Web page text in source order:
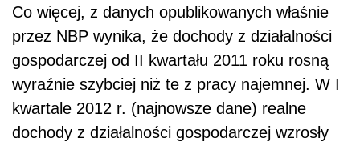
Co więcej, z danych opublikowanych właśnie
przez NBP wynika, że dochody z działalności
gospodarczej od II kwartału 2011 roku rosną
wyraźnie szybciej niż te z pracy najemnej. W I
kwartale 2012 r. (najnowsze dane) realne
dochody z działalności gospodarczej wzrosły